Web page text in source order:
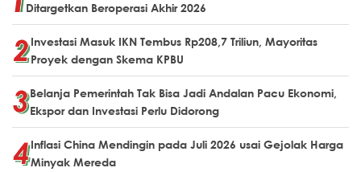
Ditargetkan Beroperasi Akhir 2026
Investasi Masuk IKN Tembus Rp208,7 Triliun, Mayoritas
Proyek dengan Skema KPBU
Belanja Pemerintah Tak Bisa Jadi Andalan Pacu Ekonomi,
Ekspor dan Investasi Perlu Didorong
Inflasi China Mendingin pada Juli 2026 usai Gejolak Harga
Minyak Mereda